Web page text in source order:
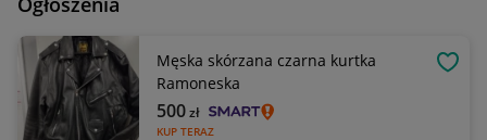
Męska skórzana czarna kurtka
Ramoneska
KUP TERAZ
500zł